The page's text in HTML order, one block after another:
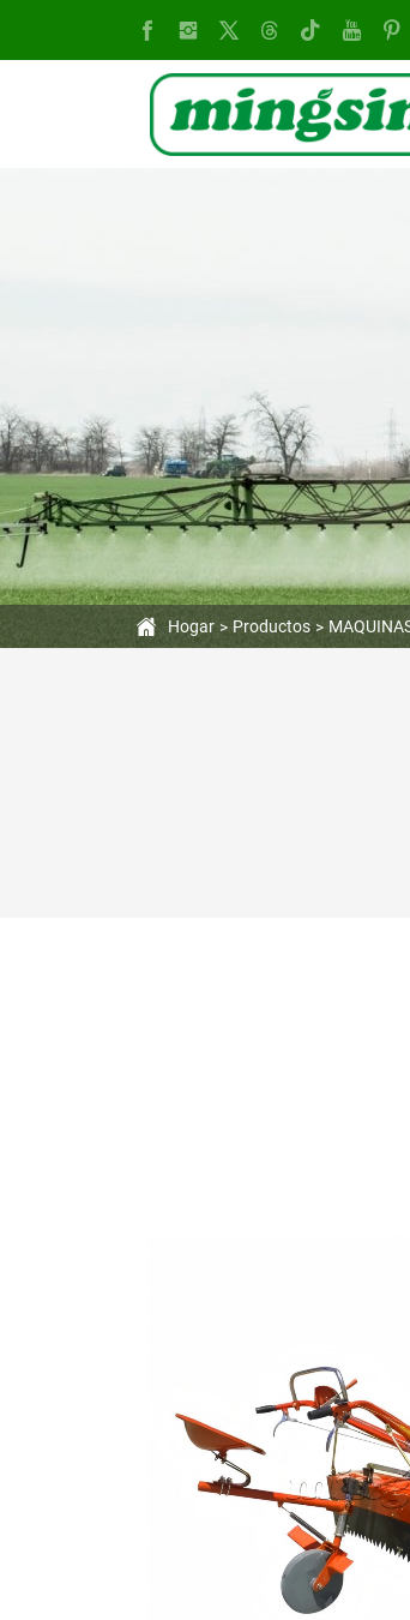
Motocultor
arranque
para
la
agricultura
a
pequeña
Hogar Productos